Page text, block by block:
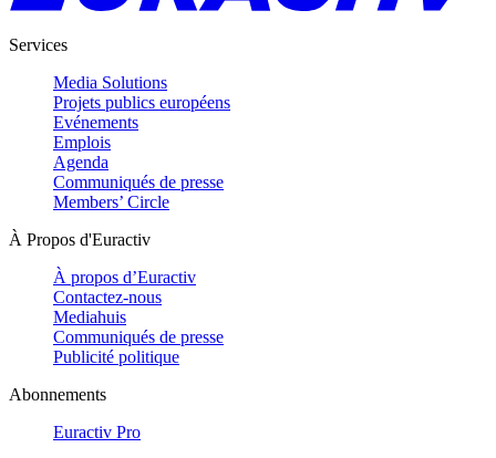
Services
Media Solutions
Projets publics européens
Evénements
Emplois
Agenda
Communiqués de presse
Members’ Circle
À Propos d'Euractiv
À propos d’Euractiv
Contactez-nous
Mediahuis
Communiqués de presse
Publicité politique
Abonnements
Euractiv Pro